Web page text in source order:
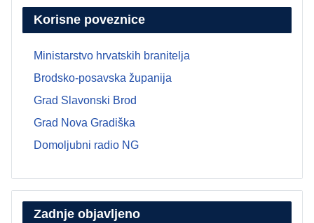
Korisne poveznice
Ministarstvo hrvatskih branitelja
Brodsko-posavska županija
Grad Slavonski Brod
Grad Nova Gradiška
Domoljubni radio NG
Zadnje objavljeno